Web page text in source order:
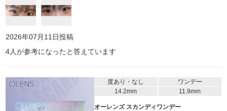
2026年07月11日投稿
4人が参考になったと答えています
度あり・なし
ワンデー
14.2mm
11.9mm
オーレンズ スカンディワンデー